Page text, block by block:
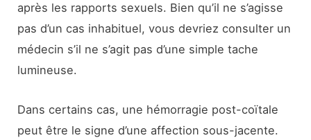
après les rapports sexuels. Bien qu’il ne s’agisse
pas d’un cas inhabituel, vous devriez consulter un
médecin s’il ne s’agit pas d’une simple tache
lumineuse.
Dans certains cas, une hémorragie post-coïtale
peut être le signe d’une affection sous-jacente.